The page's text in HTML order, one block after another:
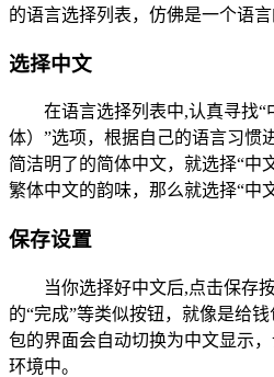
的语言选择列表，仿佛是一个语言
选择中文
在语言选择列表中,认真寻找“
体）”选项，根据自己的语言习惯
简洁明了的简体中文，就选择“中
繁体中文的韵味，那么就选择“中
保存设置
当你选择好中文后,点击保存
的“完成”等类似按钮，就像是给
包的界面会自动切换为中文显示
环境中。